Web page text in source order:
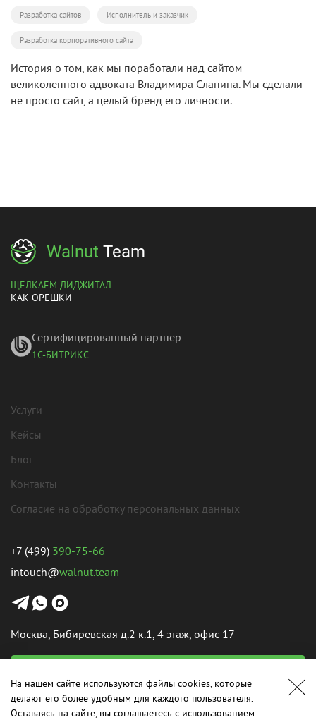
Разработка сайтов Исполнитель и заказчик
Разработка корпоративного сайта
История о том, как мы поработали над сайтом
великолепного адвоката Владимира Сланина. Мы сделали
не просто сайт, а целый бренд его личности.
Walnut Team
ЩЕЛКАЕМ ДИДЖИТАЛ
КАК ОРЕШКИ
Сертифицированный партнер
1С-БИТРИКС
Услуги
Кейсы
Блог
Контакты
Согласие на обработку персональных данных
+7 (499) 390-75-66
intouch@walnut.team
Москва, Бибиревская д.2 к.1, 4 этаж, офис 17
На нашем сайте используются файлы cookies, которые
делают его более удобным для каждого пользователя.
Оставаясь на сайте, вы соглашаетесь с использованием